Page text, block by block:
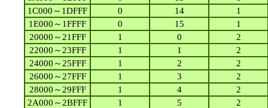
1C000～1DFFF
0 14
1
1E000～1FFFF
0 15
1
20000～21FFF
1 0
2
22000～23FFF
1 1
2
24000～25FFF
1 2
2
26000～27FFF
1 3
2
28000～29FFF
1 4
2
2A000～2BFFF
1 5
2